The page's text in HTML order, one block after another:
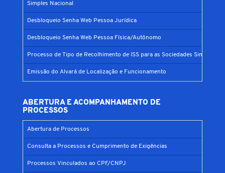
Simples Nacional
Desbloqueio Senha Web Pessoa Jurídica
Desbloqueio Senha Web Pessoa Física/Autônomo
Processo de Tipo de Recolhimento de ISS para as Sociedades Simples
Emissão do Alvará de Localização e Funcionamento
ABERTURA E ACOMPANHAMENTO DE
PROCESSOS
Abertura de Processos
Consulta a Processos e Cumprimento de Exigências
Processos Vinculados ao CPF/CNPJ